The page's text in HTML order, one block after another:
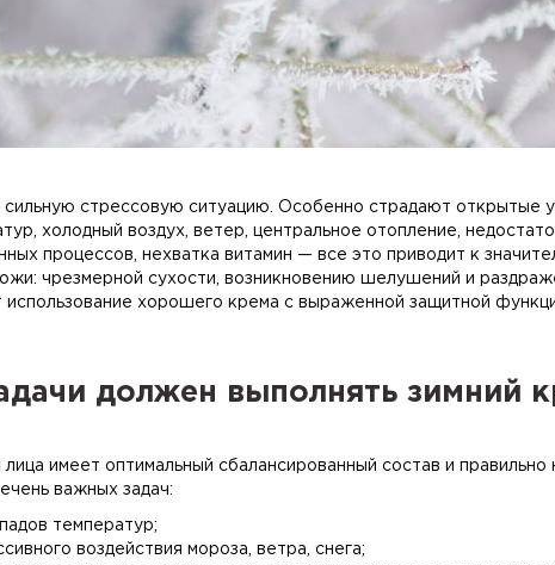
стрессовую ситуацию. Особенно страдают открытые
холодный воздух, ветер, центральное отопление,
процессов, нехватка витамин — все это приводит к
чрезмерной сухости, возникновению шелушений и
использование хорошего крема с выраженной защитной
должен выполнять зимний
имеет оптимальный сбалансированный состав и правильно
важных задач:
температур;
воздействия мороза, ветра, снега;